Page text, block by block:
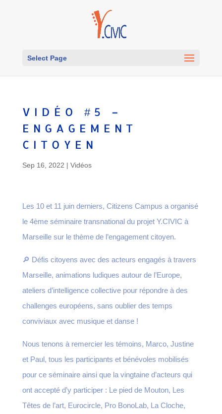
Select Page
VIDÉO #5 –
ENGAGEMENT
CITOYEN
Sep 16, 2022 | Vidéos
Les 10 et 11 juin derniers, Citizens Campus a organisé
le 4ème séminaire transnational du projet Y.CIVIC à
Marseille sur le thème de l’engagement citoyen.
🔎 Défis citoyens avec des acteurs engagés à travers
Marseille, animations ludiques autour de l’Europe,
ateliers d’intelligence collective pour répondre à des
challenges européens, sans oublier des temps
conviviaux avec musique et danse !
Nous tenons à remercier les témoins, Marco, Justine
et Paul, tous les participants et bénévoles mobilisés
pour ce séminaire ainsi que la vingtaine d’acteurs qui
ont accepté d’y participer : Le pied de Mouton, Les
Têtes de l’art, Eurocircle, Pro BonoLab, La Cloche,